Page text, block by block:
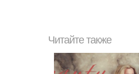
Читайте также